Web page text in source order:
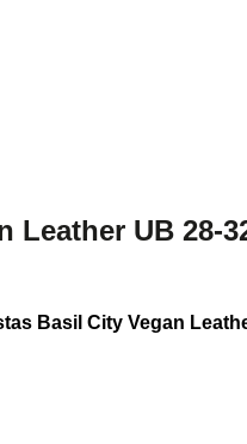
Leather UB 28-
Basil City Vegan